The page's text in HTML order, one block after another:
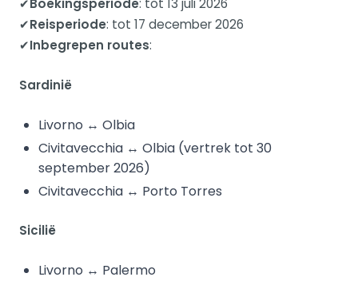
✔Boekingsperiode: tot 13 juli 2026
✔Reisperiode: tot 17 december 2026
✔Inbegrepen routes:
Sardinië
Livorno ↔ Olbia
Civitavecchia ↔ Olbia (vertrek tot 30
september 2026)
Civitavecchia ↔ Porto Torres
Sicilië
Livorno ↔ Palermo